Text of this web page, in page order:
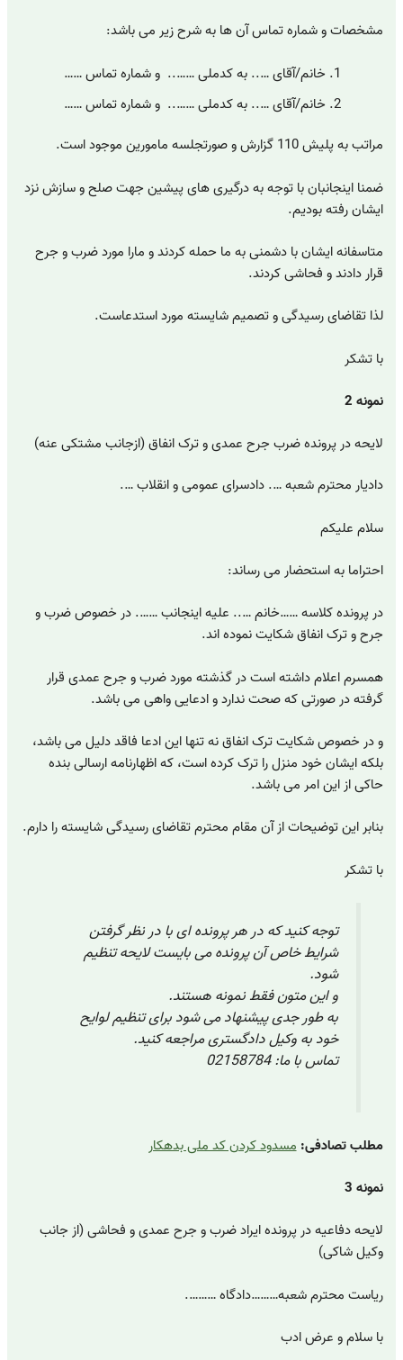
مشخصات و شماره تماس آن ها به شرح زیر می باشد:
خانم/آقای ….. به کدملی …….. و شماره تماس ……
خانم/آقای ….. به کدملی …….. و شماره تماس ……
مراتب به پلیش 110 گزارش و صورتجلسه مامورین موجود است.
ضمنا اینجانبان با توجه به درگیری های پیشین جهت صلح و سازش نزد
ایشان رفته بودیم.
متاسفانه ایشان با دشمنی به ما حمله کردند و مارا مورد ضرب و جرح
قرار دادند و فحاشی کردند.
لذا تقاضای رسیدگی و تصمیم شایسته مورد استدعاست.
با تشکر
نمونه 2
لایحه در پرونده ضرب جرح عمدی و ترک انفاق (ازجانب مشتکی عنه)
دادیار محترم شعبه …. دادسرای عمومی و انقلاب ….
سلام علیکم
احتراما به استحضار می رساند:
در پرونده کلاسه ……خانم ….. علیه اینجانب ……. در خصوص ضرب و
جرح و ترک انفاق شکایت نموده اند.
همسرم اعلام داشته است در گذشته مورد ضرب و جرح عمدی قرار
گرفته در صورتی که صحت ندارد و ادعایی واهی می باشد.
و در خصوص شکایت ترک انفاق نه تنها این ادعا فاقد دلیل می باشد،
بلکه ایشان خود منزل را ترک کرده است، که اظهارنامه ارسالی بنده
حاکی از این امر می باشد.
بنابر این توضیحات از آن مقام محترم تقاضای رسیدگی شایسته را دارم.
با تشکر
توجه کنید که در هر پرونده ای با در نظر گرفتن
شرایط خاص آن پرونده می بایست لایحه تنظیم
شود.
و این متون فقط نمونه هستند.
به طور جدی پیشنهاد می شود برای تنظیم لوایح
خود به وکیل دادگستری مراجعه کنید.
تماس با ما: 02158784
مطلب تصادفی:مسدود کردن کد ملی بدهکار
نمونه 3
لایحه دفاعیه در پرونده ایراد ضرب و جرح عمدی و فحاشی (از جانب
وکیل شاکی)
ریاست محترم شعبه………دادگاه ……….
با سلام و عرض ادب